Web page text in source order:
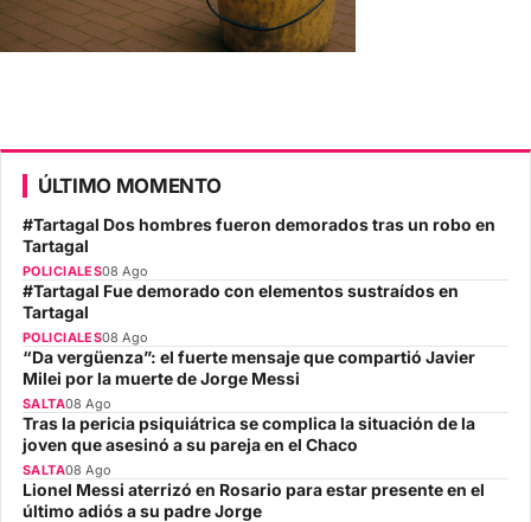
ÚLTIMO MOMENTO
#Tartagal Dos hombres fueron demorados tras un robo en
Tartagal
POLICIALES08 Ago
#Tartagal Fue demorado con elementos sustraídos en
Tartagal
POLICIALES08 Ago
“Da vergüenza”: el fuerte mensaje que compartió Javier
Milei por la muerte de Jorge Messi
SALTA08 Ago
Tras la pericia psiquiátrica se complica la situación de la
joven que asesinó a su pareja en el Chaco
SALTA08 Ago
Lionel Messi aterrizó en Rosario para estar presente en el
último adiós a su padre Jorge